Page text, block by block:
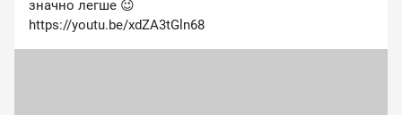
значно легше 😉
https://youtu.be/xdZA3tGln68